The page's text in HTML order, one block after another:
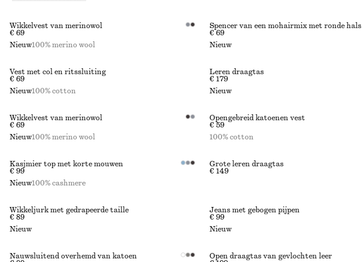
Wikkelvest van merinowol
€ 69
Nieuw100% merino wool
Spencer van een mohairmix met ronde hals
€ 69
Nieuw
Vest met col en ritssluiting
€ 69
Nieuw100% cotton
Leren draagtas
€ 179
Nieuw
Wikkelvest van merinowol
€ 69
Nieuw100% merino wool
Opengebreid katoenen vest
€ 59
100% cotton
Kasjmier top met korte mouwen
€ 99
Nieuw100% cashmere
Grote leren draagtas
€ 149
Wikkeljurk met gedrapeerde taille
€ 89
Nieuw
Jeans met gebogen pijpen
€ 99
Nieuw
Nauwsluitend overhemd van katoen
Open draagtas van gevlochten leer